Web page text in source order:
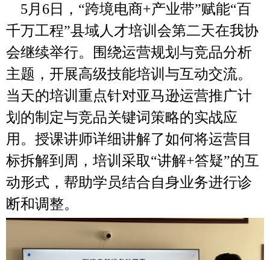
5月6日，“跨境电商+产业带”赋能“百
千万工程”县域人才培训会第二天在我协
会继续举行。围绕运营规划与竞品分析
主题，开展高级技能培训与互动交流。
当天的培训重点针对亚马逊运营推广计
划的制定与竞品关键词策略的实战应
用。授课讲师详细讲解了如何将运营目
标拆解到周，培训采取“讲解+答疑”的互
动形式，帮助学员结合自身业务进行诊
断和调整。